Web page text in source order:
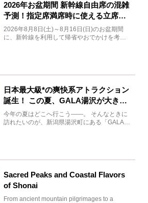
2026年お盆期間 新幹線自由席の混雑
予測！指定席満席時に使える立席特
急券も解説
2026年8月8日(土)～8月16日(日)のお盆期間
に、新幹線を利用して帰省やおでかけを考え
日本最大級*の爽快系アトラクション
誕生！ この夏、GALA湯沢が大きく
生まれ変わる
今年の夏はどこへ行こう――。 そんなときに
訪れたいのが、新潟県湯沢町にある「GALA湯
Sacred Peaks and Coastal Flavors
of Shonai
From ancient mountain pilgrimages to a